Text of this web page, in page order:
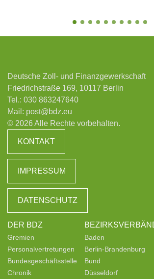
Deutsche Zoll- und Finanzgewerkschaft
Friedrichstraße 169, 10117 Berlin
Tel.: 030 863247640
Mail: post@bdz.eu
© 2026 Alle Rechte vorbehalten.
KONTAKT
IMPRESSUM
DATENSCHUTZ
DER BDZ
Gremien
Personalvertretungen
Bundesgeschäftsstelle
Chronik
Baden
Berlin-Brandenburg
Bund
Düsseldorf